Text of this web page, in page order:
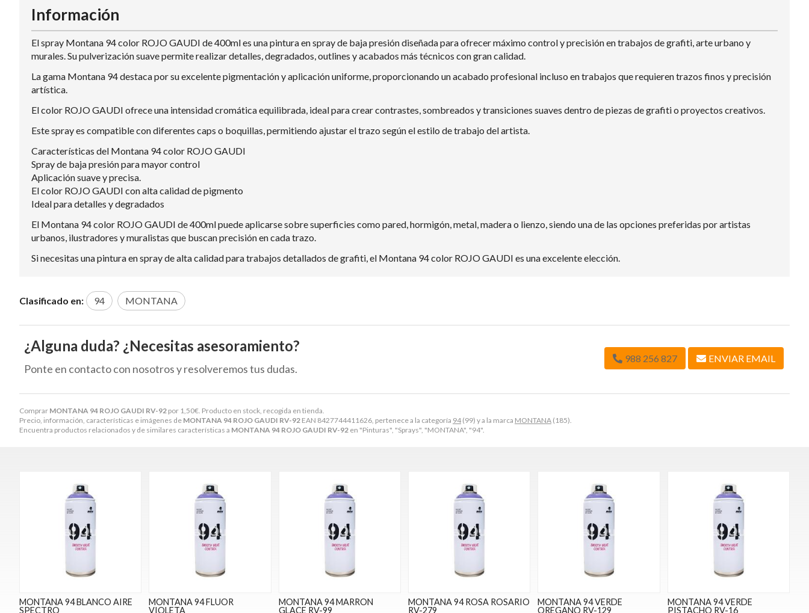
Comprar MONTANA 94 ROJO GAUDI RV-92 por 1,50€ . Producto en stock, recogida en tienda.
Precio, información, características e imágenes de MONTANA 94 ROJO GAUDI RV-92 EAN 8427744411626, pertenece a la categoría 94 (99) y a la marca MONTANA (185).
Encuentra productos relacionados y de similares características a MONTANA 94 ROJO GAUDI RV-92 en "Pinturas", "Sprays", "MONTANA", "94".
Información
El spray Montana 94 color ROJO GAUDI de 400ml es una pintura en spray de baja presión diseñada para ofrecer máximo control y precisión en trabajos de grafiti, arte urbano y
murales. Su pulverización suave permite realizar detalles, degradados, outlines y acabados más técnicos con gran calidad.
La gama Montana 94 destaca por su excelente pigmentación y aplicación uniforme, proporcionando un acabado profesional incluso en trabajos que requieren trazos finos y precisión
artística.
El color ROJO GAUDI ofrece una intensidad cromática equilibrada, ideal para crear contrastes, sombreados y transiciones suaves dentro de piezas de grafiti o proyectos creativos.
Este spray es compatible con diferentes caps o boquillas, permitiendo ajustar el trazo según el estilo de trabajo del artista.
Características del Montana 94 color ROJO GAUDI
Spray de baja presión para mayor control
Aplicación suave y precisa.
El color ROJO GAUDI con alta calidad de pigmento
Ideal para detalles y degradados
El Montana 94 color ROJO GAUDI de 400ml puede aplicarse sobre superficies como pared, hormigón, metal, madera o lienzo, siendo una de las opciones preferidas por artistas
urbanos, ilustradores y muralistas que buscan precisión en cada trazo.
Si necesitas una pintura en spray de alta calidad para trabajos detallados de grafiti, el Montana 94 color ROJO GAUDI es una excelente elección.
Clasificado en: 94 MONTANA
¿Alguna duda? ¿Necesitas asesoramiento?
Ponte en contacto con nosotros y resolveremos tus dudas.
988 256 827 ENVIAR EMAIL
MONTANA 94 BLANCO AIRE
SPECTRO
MONTANA 94 FLUOR
VIOLETA
MONTANA 94 MARRON
GLACE RV-99
MONTANA 94 ROSA ROSARIO
RV-279
MONTANA 94 VERDE
OREGANO RV-129
MONTANA 94 VERDE
PISTACHO RV-16